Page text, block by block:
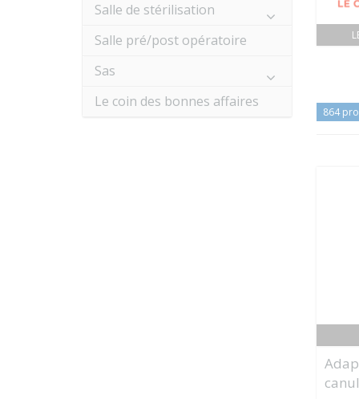
Salle de stérilisation
Salle pré/post opératoire
Sas
Le coin des bonnes affaires
864